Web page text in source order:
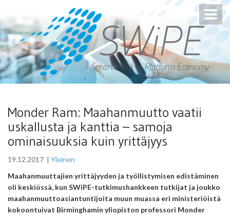
Monder Ram: Maahanmuutto vaatii
uskallusta ja kanttia – samoja
ominaisuuksia kuin yrittäjyys
19.12.2017 | Yleinen
Maahanmuuttajien yrittäjyyden ja työllistymisen edistäminen
oli keskiössä, kun SWiPE-tutkimushankkeen tutkijat ja joukko
maahanmuuttoasiantuntijoita muun muassa eri ministeriöistä
kokoontuivat Birminghamin yliopiston professori Monder